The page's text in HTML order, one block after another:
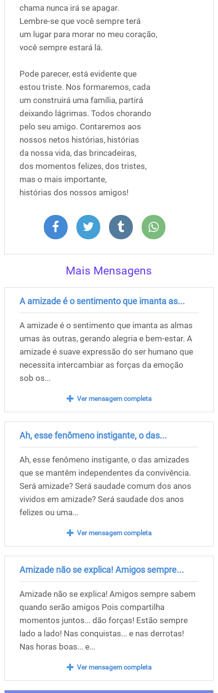
chama nunca irá se apagar.
Lembre-se que você sempre terá
um lugar para morar no meu coração,
você sempre estará lá.
Pode parecer, está evidente que
estou triste. Nos formaremos, cada
um construirá uma família, partirá
deixando lágrimas. Todos chorando
pelo seu amigo. Contaremos aos
nossos netos histórias, histórias
da nossa vida, das brincadeiras,
dos momentos felizes, dos tristes,
mas o mais importante,
histórias dos nossos amigos!
Mais Mensagens
A amizade é o sentimento que imanta as...
A amizade é o sentimento que imanta as almas
umas às outras, gerando alegria e bem-estar. A
amizade é suave expressão do ser humano que
necessita intercambiar as forças da emoção
sob os...
Ver mensagem completa
Ah, esse fenômeno instigante, o das...
Ah, esse fenômeno instigante, o das amizades
que se mantêm independentes da convivência.
Será amizade? Será saudade comum dos anos
vividos em amizade? Será saudade dos anos
felizes ou uma...
Ver mensagem completa
Amizade não se explica! Amigos sempre...
Amizade não se explica! Amigos sempre sabem
quando serão amigos Pois compartilha
momentos juntos... dão forças! Estão sempre
lado a lado! Nas conquistas... e nas derrotas!
Nas horas boas... e...
Ver mensagem completa